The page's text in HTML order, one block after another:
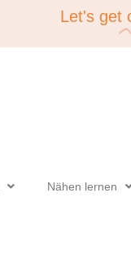
Let's get
Nähen lernen